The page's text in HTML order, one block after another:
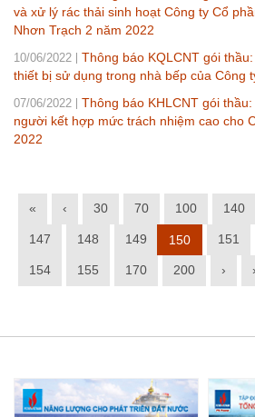
và xử lý rác thải sinh hoạt Công ty Cổ
Nhơn Trạch 2 năm 2022
10/06/2022
Thông báo KQLCNT gói
thiết bị sử dụng trong nhà bếp của Công
07/06/2022
Thông báo KHLCNT gói
người kết hợp mức trách nhiệm cao cho
2022
« ‹ 30 70 100 140
147 148 149 150 151
154 155 170 200 ›